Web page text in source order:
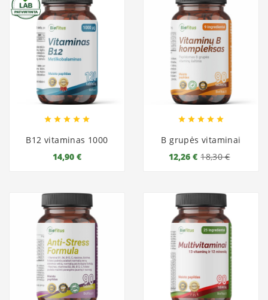
    
B12 vitaminas 1000
14,90 €
    
B grupės vitaminai
12,26 € 18,30 €